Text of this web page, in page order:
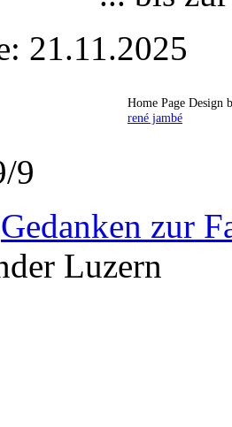
21.11.2025
Home Page Design
rené jambé
9
Gedanken zur
Luzern